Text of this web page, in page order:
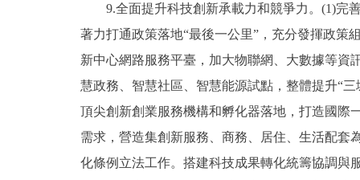
9.全面提升科技創新承載力和競爭力。(1)完善
著力打通政策落地“最後一公里”，充分發揮政策
新中心網路服務平臺，加大物聯網、大數據等資
慧政務、智慧社區、智慧能源試點，整體提升“
頂尖創新創業服務機構和孵化器落地，打造國際
需求，營造集創新服務、商務、居住、生活配套
化條例立法工作。搭建科技成果轉化統籌協調與